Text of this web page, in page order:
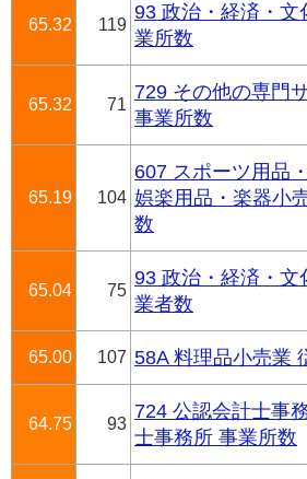
65.32 119
93 政治・経済・文
業所数
65.32 71
729 その他の専門
事業所数
65.19 104
607 スポーツ用品
娯楽用品・楽器小
数
65.04 75
93 政治・経済・文
業者数
65.00 107 58A 料理品小売業
64.75 93
724 公認会計士事
士事務所 事業所数